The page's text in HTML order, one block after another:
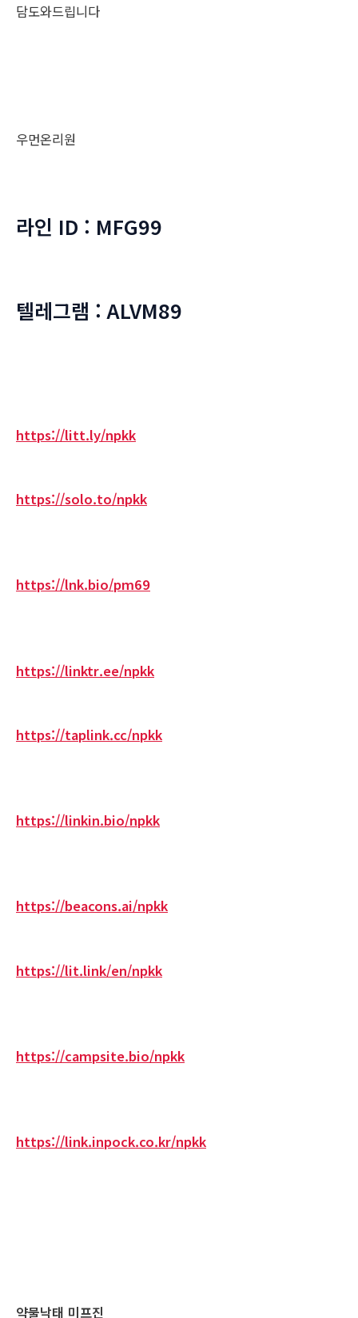
담도와드립니다
우먼온리원
라인 ID : MFG99
텔레그램 : ALVM89
https://litt.ly/npkk
https://solo.to/npkk
https://lnk.bio/pm69
https://linktr.ee/npkk
https://taplink.cc/npkk
https://linkin.bio/npkk
https://beacons.ai/npkk
https://lit.link/en/npkk
https://campsite.bio/npkk
https://link.inpock.co.kr/npkk
약물낙태 미프진